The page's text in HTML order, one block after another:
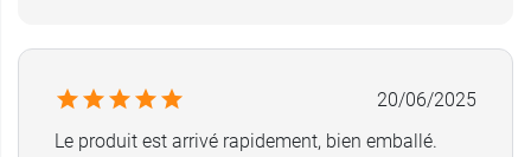
d'hygiène l'achat de deux soutien-gorge.
20/06/2025
Le produit est arrivé rapidement, bien emballé.